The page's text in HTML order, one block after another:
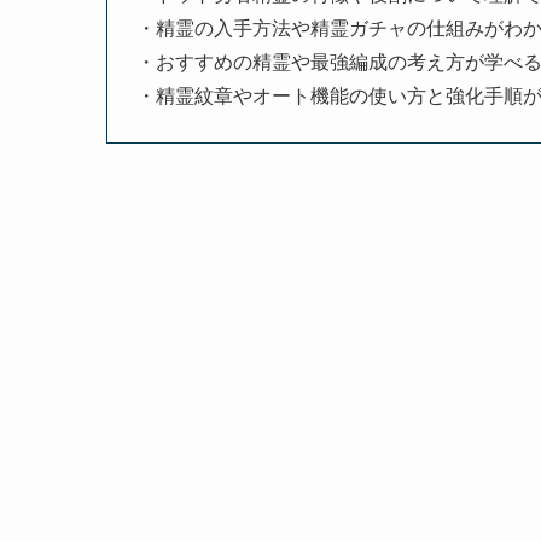
・精霊の入手方法や精霊ガチャの仕組みがわ
・おすすめの精霊や最強編成の考え方が学べる
・精霊紋章やオート機能の使い方と強化手順